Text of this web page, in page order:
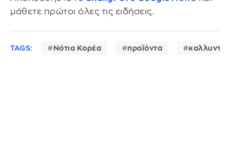
μάθετε πρώτοι όλες τις ειδήσεις.
TAGS: Νότια Κορέα προϊόντα